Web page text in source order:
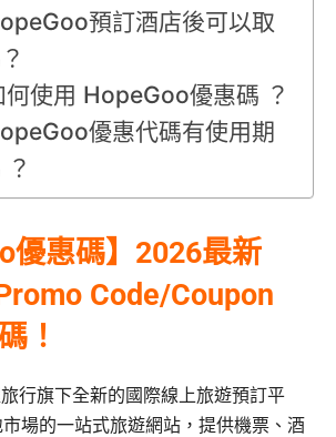
預訂酒店後可以取
使用 HopeGoo優惠碼 ？
優惠代碼有使用期
優惠碼】2026最新
Code/Coupon
！
行旗下全新的國際線上旅遊預訂平
場的一站式旅遊網站，提供機票、酒